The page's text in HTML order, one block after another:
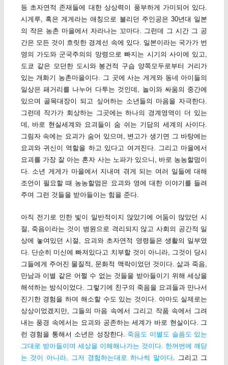
등 초자연적 존재들에 대한 상상력이 풍부하게 가미되어 있다.
시게루, 혹은 게게라는 애칭으로 불리던 주인공은 30년대 일본
의 작은 농촌 마을에서 자라나는 꼬마다. 그런데 그 시간 그 공
간은 모든 것이 흐릿한 경계선 속에 있다. 일본이라는 국가가 번
영의 가도와 군국주의의 망령으로 빠지는 시기의 사이에 있고,
도쿄 같은 모던한 도시와 봉건적 구습 양쪽모두로부터 거리가
있는 개화기 농촌마을이다. 그 곳에 사는 게게와 동네 아이들의
일상은 패거리를 나누어 다투는 것인데, 놀이와 싸움의 중간에
있으며 골목대장이 되고 싶어하는 소년들의 마음을 자극한다.
그런데 작가가 회상하는 그곳에는 하나의 경계영역이 더 있는
데, 바로 현실세계와 요괴들이 숨 쉬는 기담의 세계의 사이다.
그림자 속에는 요괴가 숨어 있으며, 변고가 생기면 그 바탕에는
요괴와 귀신이 역할을 하고 있다고 여겨진다. 그리고 마을에서
요괴를 가장 잘 아는 혼자 사는 노파가 있으니, 바로 농농할멈이
다. 소년 게게가 마을에서 지내며 겪게 되는 여러 일들에 대해
조언이 필요할 때 농농할멈은 요괴와 영에 대한 이야기를 들려
주며 그런 것들을 받아들이는 힘을 준다.
아직 전기로 인한 빛이 일반적이지 않았기에 어둠이 많았던 시
절, 죽음이라는 것이 병원으로 격리되지 않고 사회의 공간적 일
상에 놓여있던 시절, 요괴와 초자연적 영령들은 생활의 일부였
다. 단순히 미신에 빠져있다고 치부할 것이 아니라, 그것이 당시
그들에게 주어진 물질적, 문화적 맥락이었던 것이다. 삶과 죽음,
만남과 이별 같은 어쩔 수 없는 것들을 받아들이기 위해 세상을
해석하는 방식이었다. 그렇기에 친구의 죽음을 요괴들과 만나서
진기한 경험을 하며 해소할 수도 있는 것이다. 아마도 실제로는
상상이었겠지만, 그들의 마음 속에서 그리고 작품 속에서 그려
내는 풍경 속에서는 요괴와 공존하는 세계가 바로 현실이다. 그
런 경험을 통해서 소년은 성장한다. 죽음도 이별도 슬픔도 있는
그대로 받아들이며 세상을 이해해나가는 것이다. 한꺼번에 깨닫
는 것이 아니라, 그저 경험하는대로 하나씩 말이다. 그리고 그